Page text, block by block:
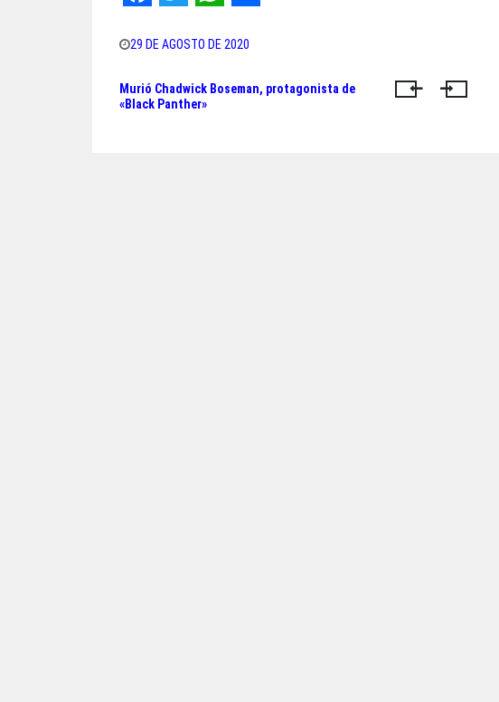
a
c
e
w
i
t
h
a
t
h
a
29 DE AGOSTO DE 2020
Navegación
Murió Chadwick Boseman, protagonista de
«Black Panther»